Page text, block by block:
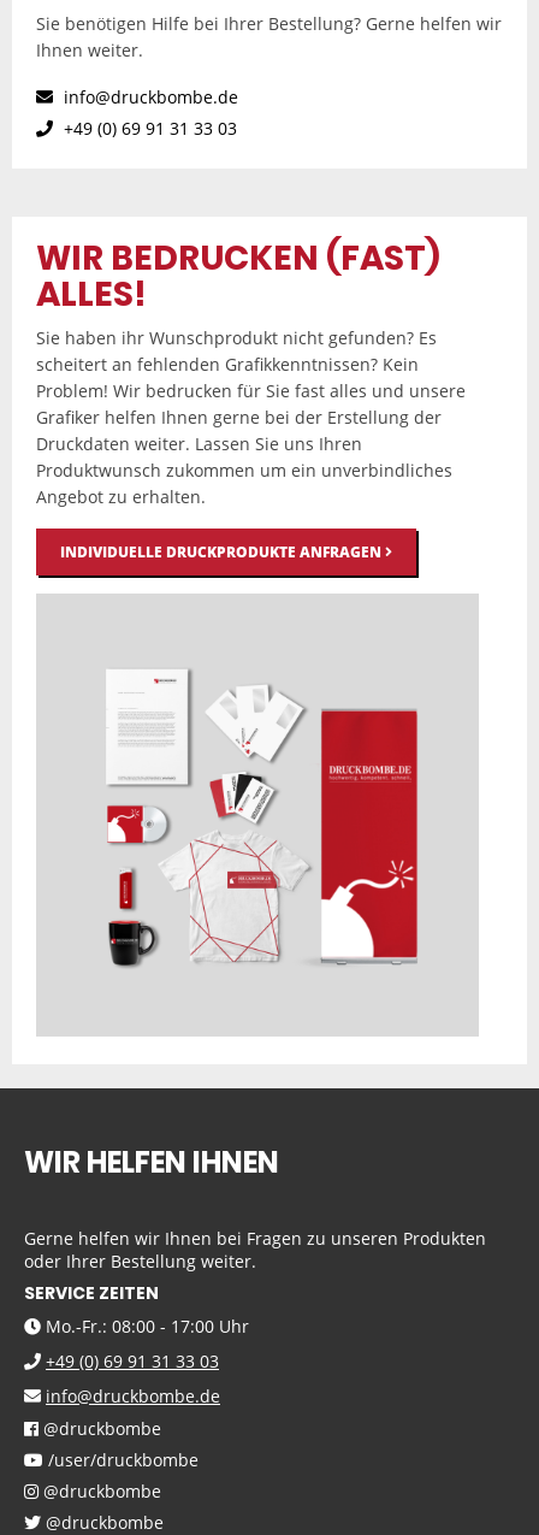
Sie benötigen Hilfe bei Ihrer Bestellung? Gerne helfen wir
Ihnen weiter.
info@druckbombe.de
+49 (0) 69 91 31 33 03
WIR BEDRUCKEN (FAST)
ALLES!
Sie haben ihr Wunschprodukt nicht gefunden? Es
scheitert an fehlenden Grafikkenntnissen? Kein
Problem! Wir bedrucken für Sie fast alles und unsere
Grafiker helfen Ihnen gerne bei der Erstellung der
Druckdaten weiter. Lassen Sie uns Ihren
Produktwunsch zukommen um ein unverbindliches
Angebot zu erhalten.
INDIVIDUELLE DRUCKPRODUKTE ANFRAGEN
WIR HELFEN IHNEN
Gerne helfen wir Ihnen bei Fragen zu unseren Produkten
oder Ihrer Bestellung weiter.
SERVICE ZEITEN
Mo.-Fr.: 08:00 - 17:00 Uhr
+49 (0) 69 91 31 33 03
info@druckbombe.de
@druckbombe
/user/druckbombe
@druckbombe
@druckbombe